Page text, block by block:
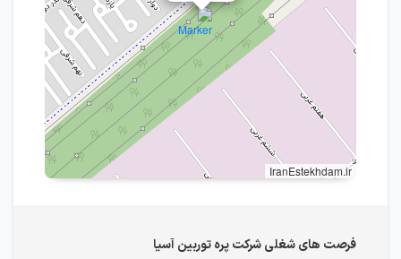
IranEstekhdam.ir
فرصت های شغلی شرکت پره توربین آسیا